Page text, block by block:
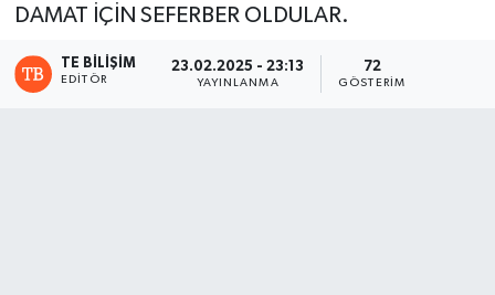
DAMAT İÇİN SEFERBER OLDULAR.
TE BILIŞIM
EDITÖR
23.02.2025 - 23:13
YAYINLANMA
72
GÖSTERIM
Haber Arşivi